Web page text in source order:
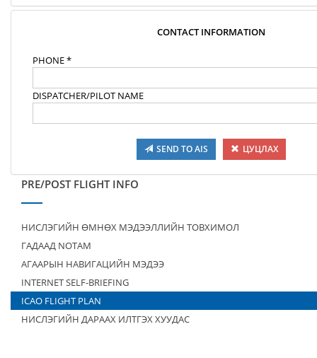
CONTACT INFORMATION
PHONE *
DISPATCHER/PILOT NAME
SEND TO AIS ЦУЦЛАХ
PRE/POST FLIGHT INFO
НИСЛЭГИЙН ӨМНӨХ МЭДЭЭЛЛИЙН ТОВХИМОЛ
ГАДААД NOTAM
АГААРЫН НАВИГАЦИЙН МЭДЭЭ
INTERNET SELF-BRIEFING
ICAO FLIGHT PLAN
НИСЛЭГИЙН ДАРААХ ИЛТГЭХ ХУУДАС